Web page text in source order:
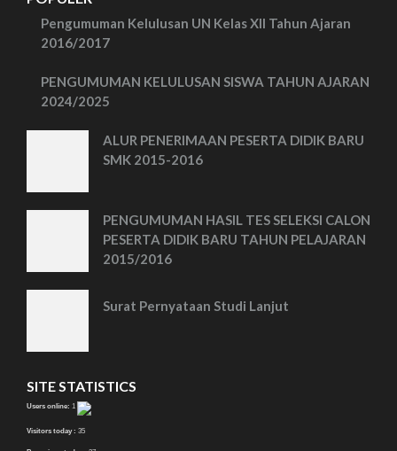
Pengumuman Kelulusan UN Kelas XII Tahun Ajaran
2016/2017
PENGUMUMAN KELULUSAN SISWA TAHUN AJARAN
2024/2025
ALUR PENERIMAAN PESERTA DIDIK BARU
SMK 2015-2016
PENGUMUMAN HASIL TES SELEKSI CALON
PESERTA DIDIK BARU TAHUN PELAJARAN
2015/2016
Surat Pernyataan Studi Lanjut
SITE STATISTICS
Users online: 1
Visitors today : 35